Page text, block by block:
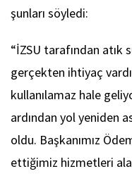
şunları söyledi:
“İZSU tarafından atık
gerçekten ihtiyaç
kullanılamaz hale
ardından yol yeniden
oldu. Başkanımız
ettiğimiz hizmetleri